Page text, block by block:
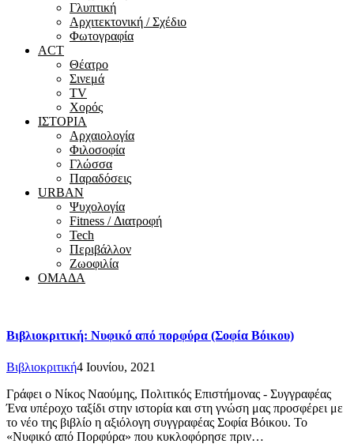
Γλυπτική
Αρχιτεκτονική / Σχέδιο
Φωτογραφία
ACT
Θέατρο
Σινεμά
ΤV
Χορός
ΙΣΤΟΡΙΑ
Αρχαιολογία
Φιλοσοφία
Γλώσσα
Παραδόσεις
URBAN
Ψυχολογία
Fitness / Διατροφή
Tech
Περιβάλλον
Ζωοφιλία
ΟΜΑΔΑ
Βιβλιοκριτική: Νυφικό από πορφύρα (Σοφία Βόικου)
Βιβλιοκριτική4 Ιουνίου, 2021
Γράφει ο Νίκος Ναούμης, Πολιτικός Επιστήμονας - Συγγραφέας
Ένα υπέροχο ταξίδι στην ιστορία και στη γνώση μας προσφέρει με
το νέο της βιβλίο η αξιόλογη συγγραφέας Σοφία Βόικου. Το
«Νυφικό από Πορφύρα» που κυκλοφόρησε πριν…